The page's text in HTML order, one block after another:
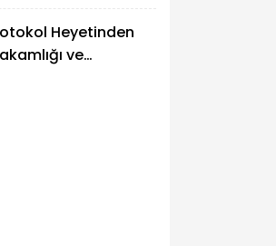
Heyetinden
ve